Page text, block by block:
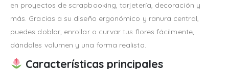
en proyectos de scrapbooking, tarjetería, decoración y
más. Gracias a su diseño ergonómico y ranura central,
puedes doblar, enrollar o curvar tus flores fácilmente,
dándoles volumen y una forma realista.
Características principales